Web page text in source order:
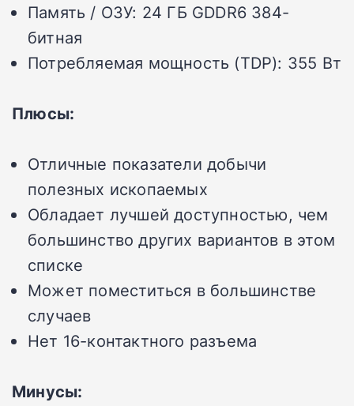
Память / ОЗУ: 24 ГБ GDDR6 384-
битная
Потребляемая мощность (TDP): 355 Вт
Плюсы:
Отличные показатели добычи
полезных ископаемых
Обладает лучшей доступностью, чем
большинство других вариантов в этом
списке
Может поместиться в большинстве
случаев
Нет 16-контактного разъема
Минусы: